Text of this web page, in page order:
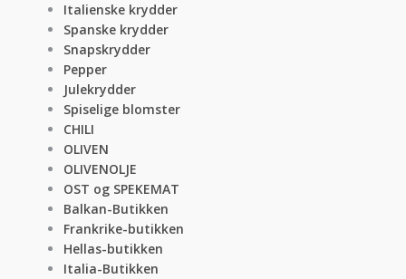
Italienske krydder
Spanske krydder
Snapskrydder
Pepper
Julekrydder
Spiselige blomster
CHILI
OLIVEN
OLIVENOLJE
OST og SPEKEMAT
Balkan-Butikken
Frankrike-butikken
Hellas-butikken
Italia-Butikken